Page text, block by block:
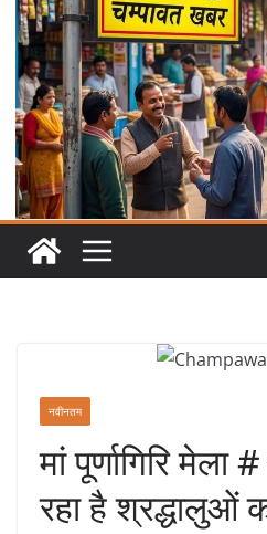
नवीनतम
मां पूर्णागिरि मेला
रहा है श्रद्धालुओं